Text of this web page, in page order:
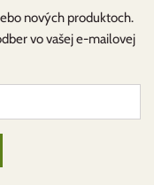
nových produktoch.
vo vašej e-mailovej